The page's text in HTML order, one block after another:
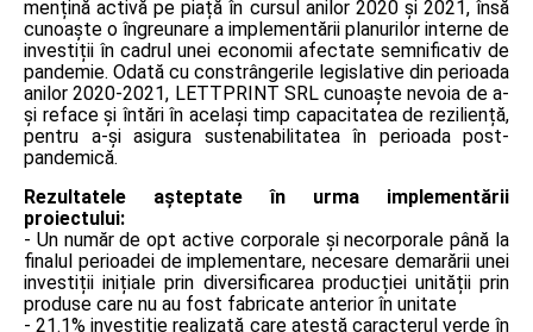
mențină activă pe piață în cursul anilor 2020 și 2021, însă
cunoaște o îngreunare a implementării planurilor interne de
investiții în cadrul unei economii afectate semnificativ de
pandemie. Odată cu constrângerile legislative din perioada
anilor 2020-2021, LETTPRINT SRL cunoaște nevoia de a-
și reface și întări în același timp capacitatea de reziliență,
pentru a-și asigura sustenabilitatea în perioada post-
pandemică.
Rezultatele așteptate în urma implementării
proiectului:
- Un număr de opt active corporale și necorporale până la
finalul perioadei de implementare, necesare demarării unei
investiții inițiale prin diversificarea producției unității prin
produse care nu au fost fabricate anterior în unitate
- 21.1% investiţie realizată care atestă caracterul verde în